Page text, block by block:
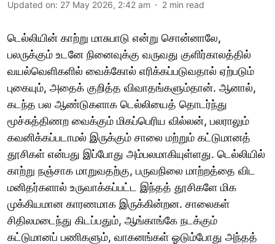
Updated on: 27 May 2026, 2:42 am 2 min read
டெல்லியின் காற்று மாசுபாடு என்று சொன்னாலே,
பலருக்கும் உடனே நினைவுக்கு வருவது குளிர்காலத்தில்
வயல்வெளிகளில் வைக்கோல் எரிக்கப்படுவதால் ஏற்படும்
புகையும், அதைக் குறித்த விவாதங்களும்தான். ஆனால்,
கடந்த பல ஆண்டுகளாக டெல்லியைத் தொடர்ந்து
மூச்சுத்திணற வைக்கும் மிகப்பெரிய வில்லன், பலராலும்
கவனிக்கப்படாமல் இருக்கும் சாலை மற்றும் கட்டுமானத்
தூசிகள் என்பது இப்போது அம்பலமாகியுள்ளது. டெல்லியில்
காற்று நஞ்சாக மாறுவதற்கு, பருவநிலை மாற்றத்தை விட
மனிதர்களால் உருவாக்கப்பட்ட இந்தத் தூசிகளே மிக
முக்கியமான காரணமாக இருக்கின்றன. சாலைகள்
சிதிலமடைந்து கிடப்பதும், ஆங்காங்கே நடக்கும்
கட்டுமானப் பணிகளும், வாகனங்கள் ஓடும்போது அந்தத்